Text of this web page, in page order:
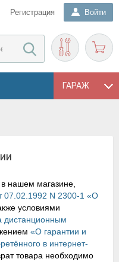
Регистрация Войти
ГАРАЖ
нашем магазине,
07.02.1992 N 2300-1 «О
условиями
дистанционным
«О гарантии и
в интернет-
товара необходимо